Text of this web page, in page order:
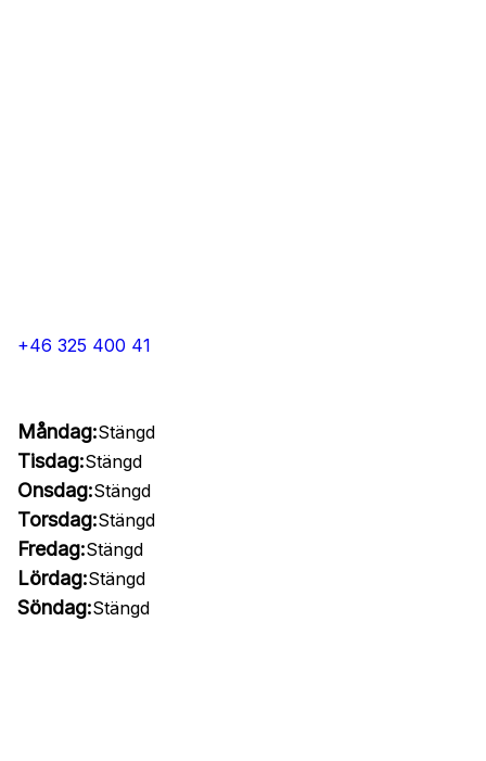
+46 325 400 41
Måndag:Stängd
Tisdag:Stängd
Onsdag:Stängd
Torsdag:Stängd
Fredag:Stängd
Lördag:Stängd
Söndag:Stängd